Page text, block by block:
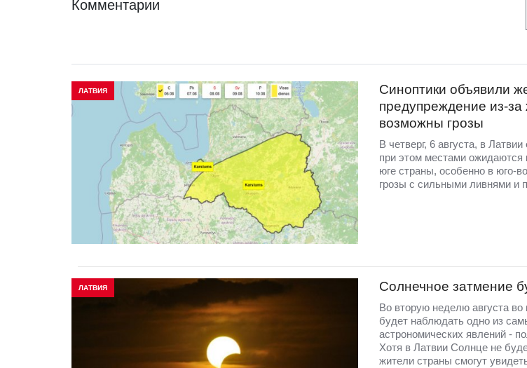
Комментарии
ЛАТВИЯ
Синоптики объявили
предупреждение из-
возможны грозы
В четверг, 6 августа, в
при этом местами
юге страны, особенно в юго-
грозы с сильными ливнями и
ЛАТВИЯ Солнечное затмение
Во вторую неделю августа
будет наблюдать одно из
астрономических явлений -
Хотя в Латвии Солнце не
жители страны смогут